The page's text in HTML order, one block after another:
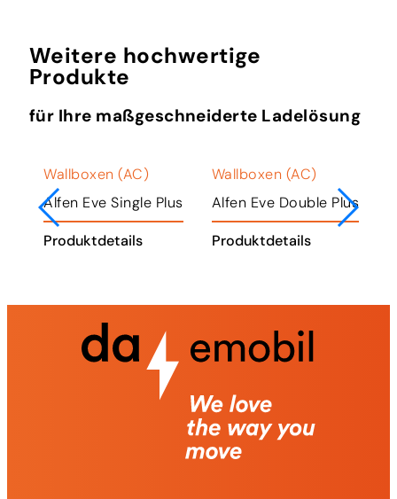
Weitere hochwertige
Produkte
für Ihre maßgeschneiderte Ladelösung
Wallboxen (AC)
Alfen Eve Single Plus
Produktdetails
Wallboxen (AC)
Alfen Eve Double Plus
Produktdetails